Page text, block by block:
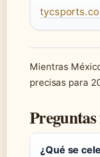
Mientras
precisas para
¿Qué se